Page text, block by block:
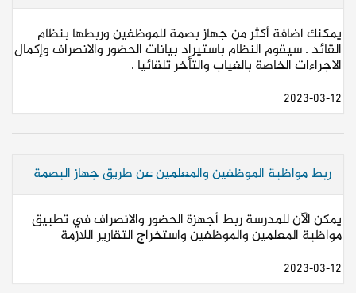
يمكنك اضافة أكثر من جهاز بصمة للموظفين وربطها بنظام
القائد . سيقوم النظام باستيراد بيانات الحضور والانصراف وإكمال
الاجراءات الخاصة بالغياب والتأخر تلقائيا .
2023-03-12
ربط مواظبة الموظفين والمعلمين عن طريق جهاز البصمة
يمكن الآن للمدرسة ربط أجهزة الحضور والانصراف في تطبيق
مواظبة المعلمين والموظفين واستخراج التقارير اللازمة
2023-03-12